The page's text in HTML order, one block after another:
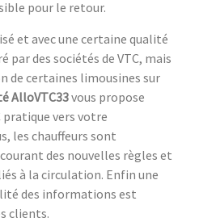
pour le retour.
et avec une certaine qualité
par des sociétés de VTC, mais
de certaines limousines sur
AlloVTC33vous propose
pratique vers votre
les chauffeurs sont
des nouvelles règles et
à la circulation. Enfin une
des informations est
clients.